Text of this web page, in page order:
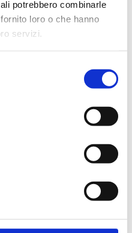
potrebbero combinarle
loro o che hanno
servizi.